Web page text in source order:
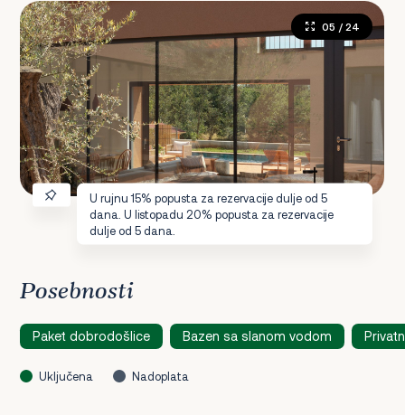
U rujnu 15% popusta za rezervacije dulje od 5
dana. U listopadu 20% popusta za rezervacije
dulje od 5 dana.
05 / 24
Posebnosti
Paket dobrodošlice Bazen sa slanom vodom
Uključena Nadoplata